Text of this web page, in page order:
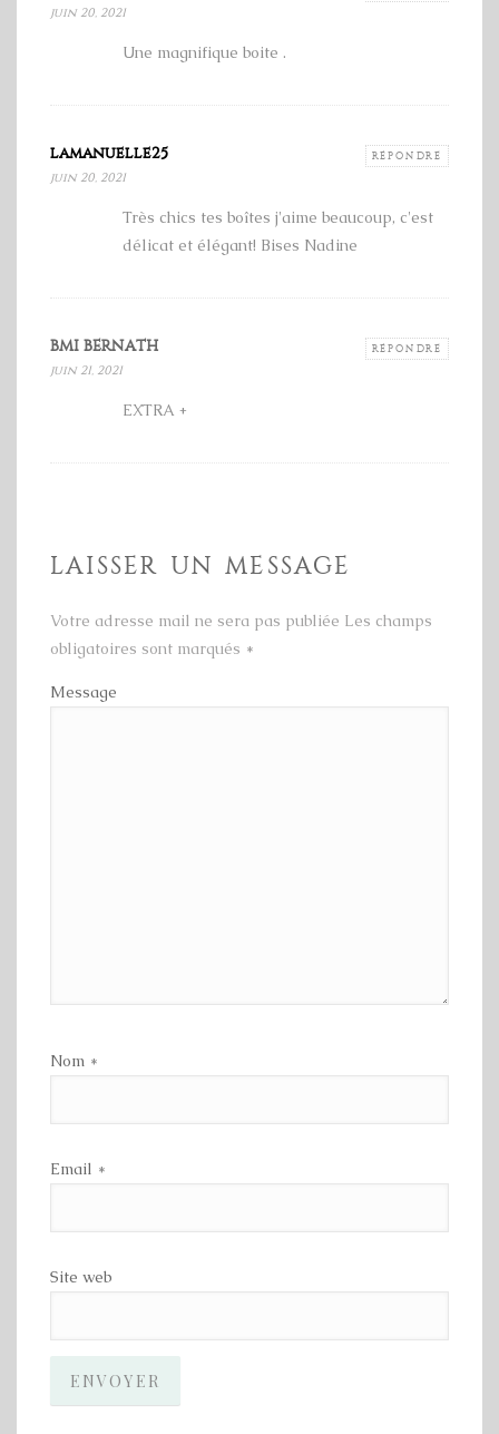
juin 20, 2021
Une magnifique boite .
lamanuelle25 RÉPONDRE
juin 20, 2021
Très chics tes boîtes j'aime beaucoup, c'est
délicat et élégant! Bises Nadine
BMI BERNATH RÉPONDRE
juin 21, 2021
EXTRA +
LAISSER UN MESSAGE
Votre adresse mail ne sera pas publiée Les champs
obligatoires sont marqués *
Message
Nom *
Email *
Site web